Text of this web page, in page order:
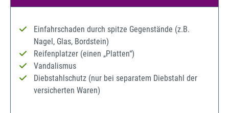
Einfahrschaden durch spitze Gegenstände (z.B.
Nagel, Glas, Bordstein)
Reifenplatzer (einen „Platten“)
Vandalismus
Diebstahlschutz (nur bei separatem Diebstahl der
versicherten Waren)